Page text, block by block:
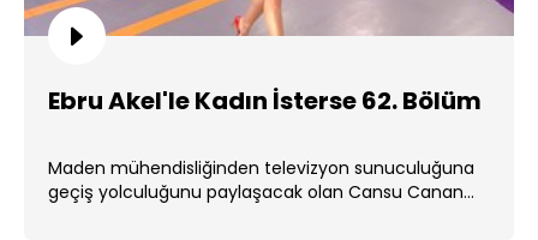
Ebru Akel'le Kadın İsterse 62. Bölüm
Maden mühendisliğinden televizyon sunuculuğuna
geçiş yolculuğunu paylaşacak olan Cansu Canan